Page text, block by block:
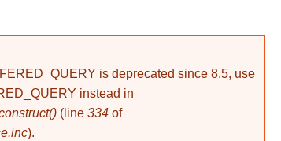
is deprecated since 8.5, use
instead in
(line 334 of
).